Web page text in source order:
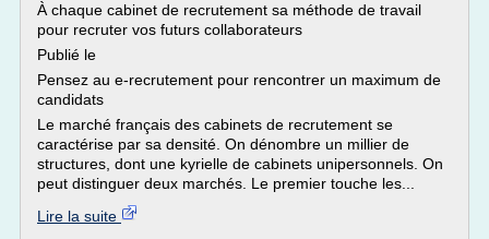
À chaque cabinet de recrutement sa méthode de travail
pour recruter vos futurs collaborateurs
Publié le
Pensez au e-recrutement pour rencontrer un maximum de
candidats
Le marché français des cabinets de recrutement se
caractérise par sa densité. On dénombre un millier de
structures, dont une kyrielle de cabinets unipersonnels. On
peut distinguer deux marchés. Le premier touche les...
Lire la suite